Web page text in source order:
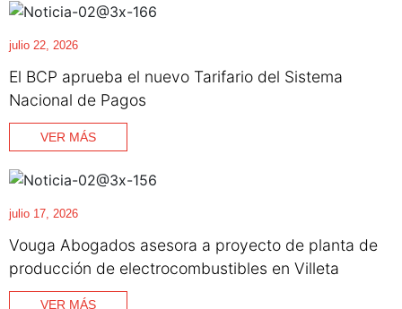
julio 22, 2026
El BCP aprueba el nuevo Tarifario del Sistema
Nacional de Pagos
VER MÁS
julio 17, 2026
Vouga Abogados asesora a proyecto de planta de
producción de electrocombustibles en Villeta
VER MÁS